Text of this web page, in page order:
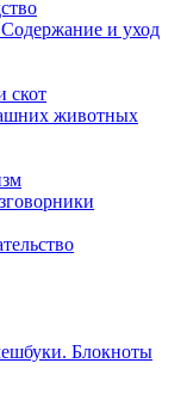
и уход
скот
животных
Блокноты